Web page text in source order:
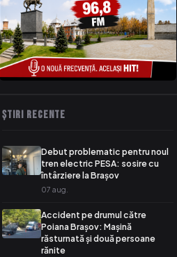
ȘTIRI RECENTE
Debut problematic pentru noul
tren electric PESA: sosire cu
întârziere la Brașov
07 aug.
Accident pe drumul către
Poiana Brașov: Mașină
răsturnată și două persoane
rănite